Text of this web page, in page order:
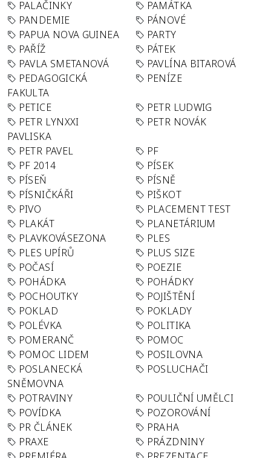
PALAČINKY
PAMÁTKA
PANDEMIE
PÁNOVÉ
PAPUA NOVA GUINEA
PARTY
PAŘÍŽ
PÁTEK
PAVLA SMETANOVÁ
PAVLÍNA BITAROVÁ
PEDAGOGICKÁ
FAKULTA
PENÍZE
PETICE
PETR LUDWIG
PETR LYNXXI
PAVLISKA
PETR NOVÁK
PETR PAVEL
PF
PF 2014
PÍSEK
PÍSEŇ
PÍSNĚ
PÍSNIČKÁŘI
PIŠKOT
PIVO
PLACEMENT TEST
PLAKÁT
PLANETÁRIUM
PLAVKOVÁSEZONA
PLES
PLES UPÍRŮ
PLUS SIZE
POČASÍ
POEZIE
POHÁDKA
POHÁDKY
POCHOUTKY
POJIŠTĚNÍ
POKLAD
POKLADY
POLÉVKA
POLITIKA
POMERANČ
POMOC
POMOC LIDEM
POSILOVNA
POSLANECKÁ
SNĚMOVNA
POSLUCHAČI
POTRAVINY
POULIČNÍ UMĚLCI
POVÍDKA
POZOROVÁNÍ
PR ČLÁNEK
PRAHA
PRAXE
PRÁZDNINY